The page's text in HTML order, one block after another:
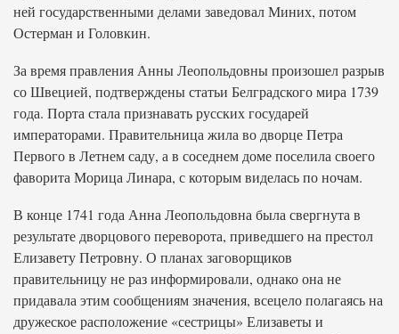
ней государственными делами заведовал Миних, потом
Остерман и Головкин.
За время правления Анны Леопольдовны произошел разрыв
со Швецией, подтверждены статьи Белградского мира 1739
года. Порта стала признавать русских государей
императорами. Правительница жила во дворце Петра
Первого в Летнем саду, а в соседнем доме поселила своего
фаворита Морица Линара, с которым виделась по ночам.
В конце 1741 года Анна Леопольдовна была свергнута в
результате дворцового переворота, приведшего на престол
Елизавету Петровну. О планах заговорщиков
правительницу не раз информировали, однако она не
придавала этим сообщениям значения, всецело полагаясь на
дружеское расположение «сестрицы» Елизаветы и